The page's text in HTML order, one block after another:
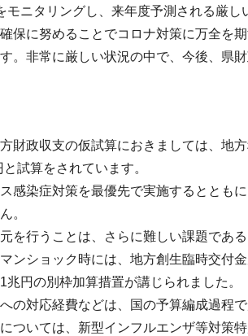
モニタリングし、来年度予測される厳
保に努めることでコロナ対策に万全を
。非常に厳しい状況の中で、今後、県
財政収支の仮試算におきましては、地
試算をされています。
感染症対策を最優先で実施するととも
。
を行うことは、さらに難しい課題である
ンショック時には、地方創生臨時交付
円の別枠加算措置が講じられました。
の対応経費などは、国の予算編成過程
ついては、新型インフルエンザ等対策